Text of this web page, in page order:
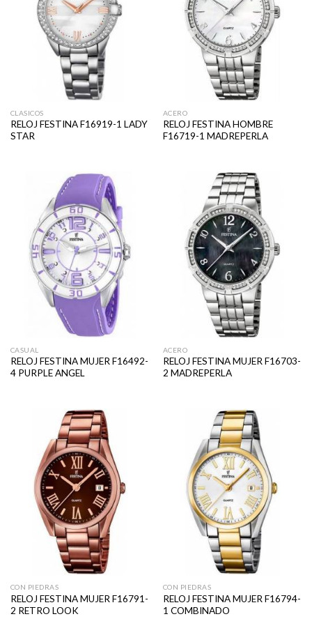
CLASICOS
RELOJ FESTINA F16919-1 LADY
STAR
ACERO
RELOJ FESTINA HOMBRE
F16719-1 MADREPERLA
CASUAL
RELOJ FESTINA MUJER F16492-
4 PURPLE ANGEL
ACERO
RELOJ FESTINA MUJER F16703-
2 MADREPERLA
CON PIEDRAS
RELOJ FESTINA MUJER F16791-
2 RETRO LOOK
CON PIEDRAS
RELOJ FESTINA MUJER F16794-
1 COMBINADO